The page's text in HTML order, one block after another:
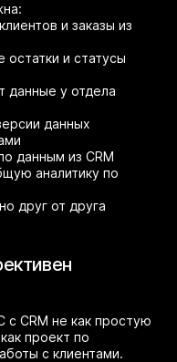
и заказы из
и статусы
данные у отдела
данных
данным из CRM
аналитику по
друг от друга
CRM не как простую
проект по
с клиентами.